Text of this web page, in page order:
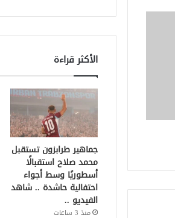
الأكثر قراءة
جماهير طرابزون تستقبل
محمد صلاح استقبالًا
أسطوريًا وسط أجواء
احتفالية حاشدة .. شاهد
الفيديو ..
منذ 3 ساعات